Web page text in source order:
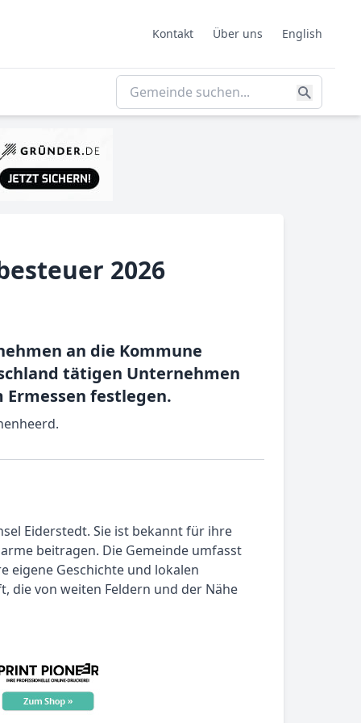
Kontakt Über uns English
2026
an die Kommune
tätigen Unternehmen
Ermessen festlegen.
Eiderstedt. Sie ist bekannt für ihre
beitragen. Die Gemeinde umfasst
eigene Geschichte und lokalen
die von weiten Feldern und der Nähe